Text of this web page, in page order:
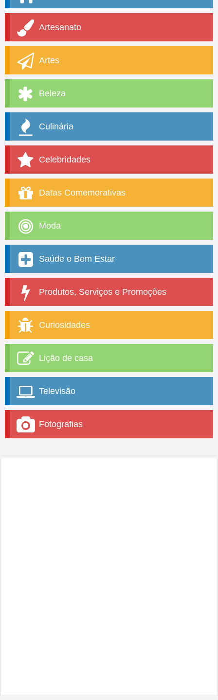
Artesanato
Artes
Beleza
Culinária
Celebridades
Datas Comemorativas
Moda
Saúde e Bem Estar
Produtos, Serviços e Promoções
Curiosidades
Lição de casa
Televisão
Fotografias